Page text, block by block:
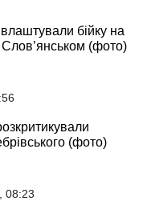
бійку на
Слов’янськом (фото)
(фото)
08:23